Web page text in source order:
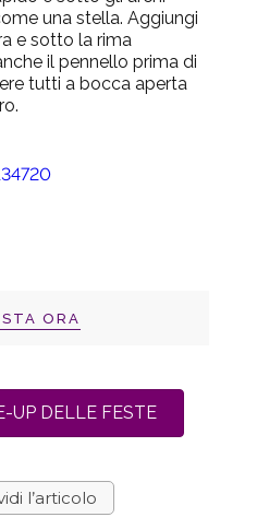
una stella. Aggiungi
e sotto la rima
il pennello prima di
tutti a bocca aperta
ORA
UP DELLE FESTE
l’articolo